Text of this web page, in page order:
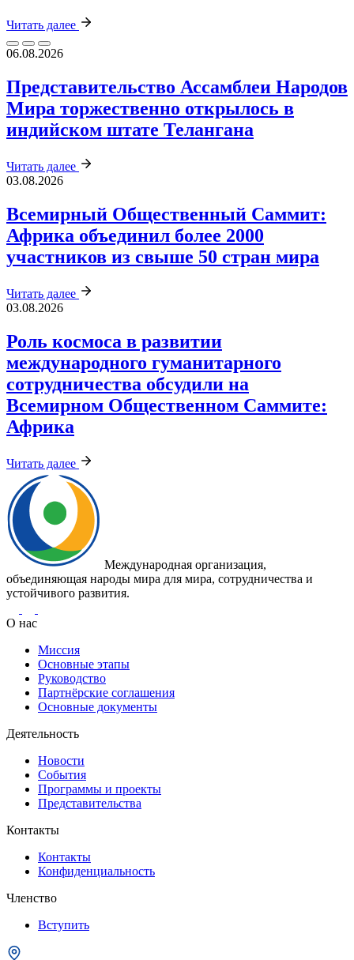
Читать далее
06.08.2026
Представительство Ассамблеи Народов
Мира торжественно открылось в
индийском штате Телангана
Читать далее
03.08.2026
Всемирный Общественный Саммит:
Африка объединил более 2000
участников из свыше 50 стран мира
Читать далее
03.08.2026
Роль космоса в развитии
международного гуманитарного
сотрудничества обсудили на
Всемирном Общественном Саммите:
Африка
Читать далее
Международная организация,
объединяющая народы мира для мира, сотрудничества и
устойчивого развития.
О нас
Миссия
Основные этапы
Руководство
Партнёрские соглашения
Основные документы
Деятельность
Новости
События
Программы и проекты
Представительства
Контакты
Контакты
Конфиденциальность
Членство
Вступить